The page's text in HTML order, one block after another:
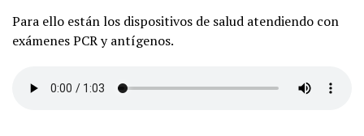
Para ello están los dispositivos de salud atendiendo con
exámenes PCR y antígenos.